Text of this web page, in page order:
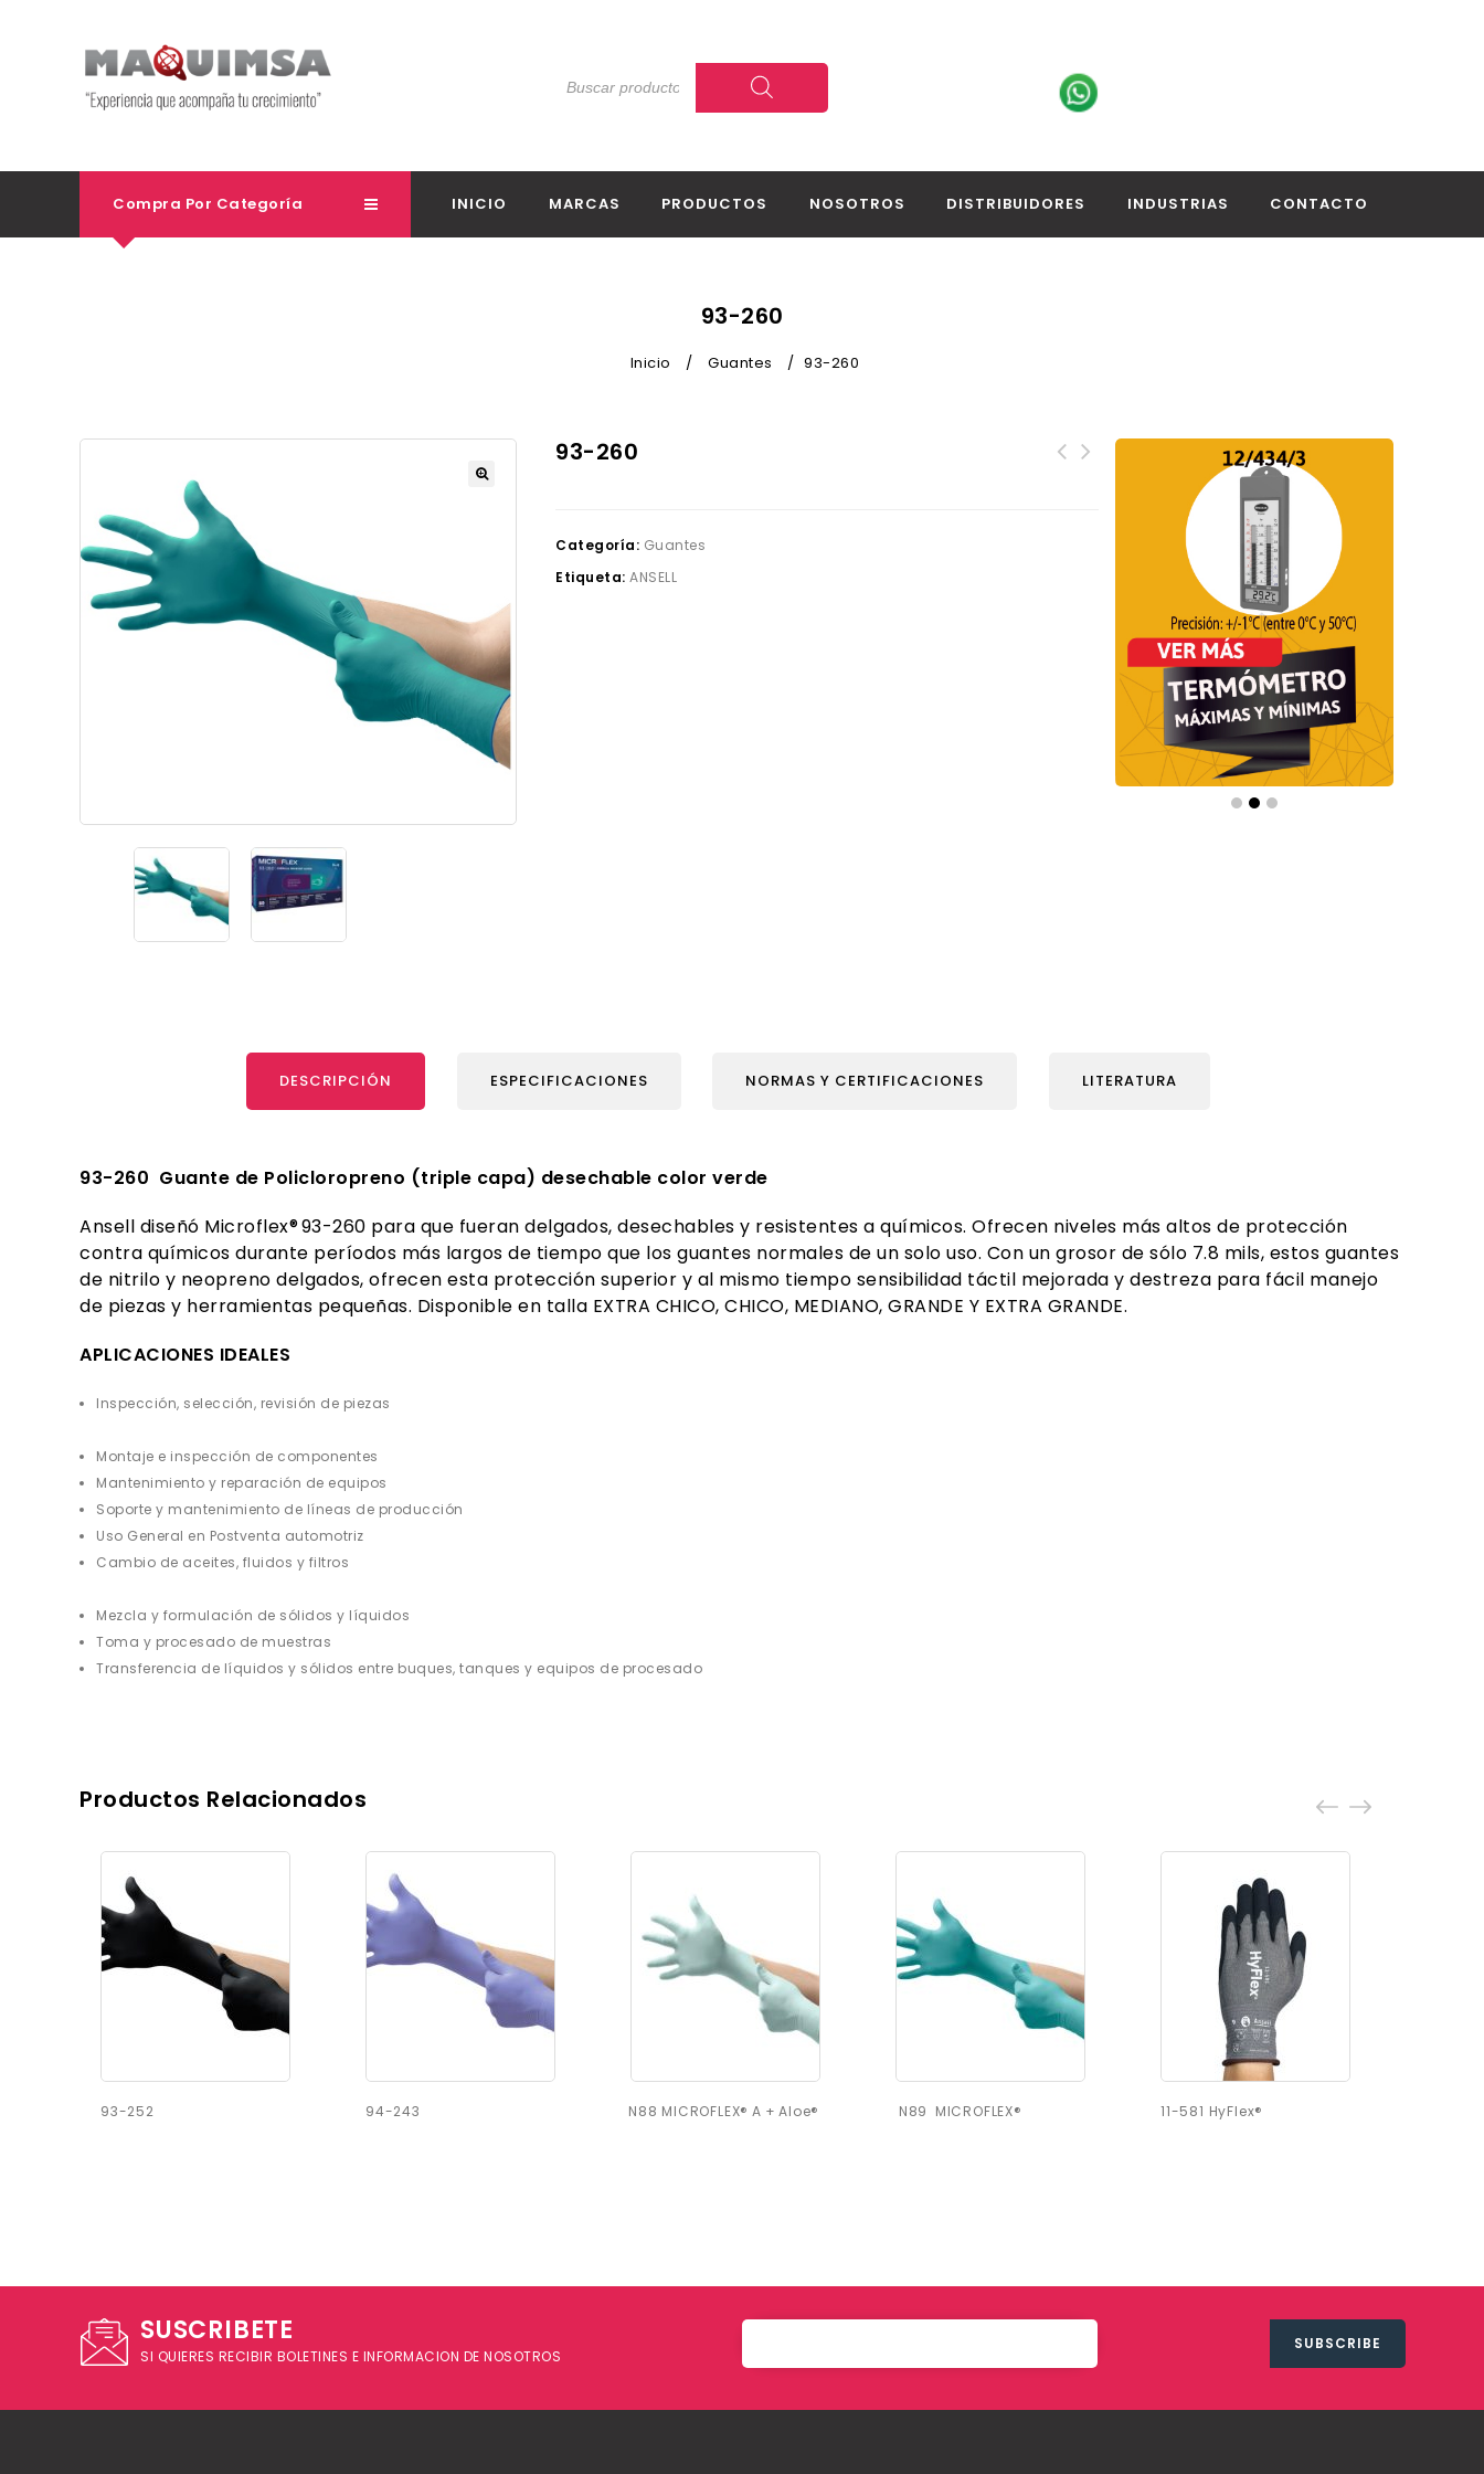
Compra Por Categoría INICIO MARCAS PRODUCTOS NOSOTROS DISTRIBUIDORES INDUSTRIAS CONTACTO
93-260
Inicio / Guantes / 93-260
93-260
Categoría: Guantes
Etiqueta: ANSELL
DESCRIPCIÓN ESPECIFICACIONES NORMAS Y CERTIFICACIONES LITERATURA
93-260 Guante de Policloropreno (triple capa) desechable color verde
Ansell diseñó Microflex®93-260 para que fueran delgados, desechables y resistentes a químicos. Ofrecen niveles más altos de protección
contra químicos durante períodos más largos de tiempo que los guantes normales de un solo uso. Con un grosor de sólo 7.8 mils, estos guantes
de nitrilo y neopreno delgados, ofrecen esta protección superior y al mismo tiempo sensibilidad táctil mejorada y destreza para fácil manejo
de piezas y herramientas pequeñas. Disponible en talla EXTRA CHICO, CHICO, MEDIANO, GRANDE Y EXTRA GRANDE.
APLICACIONES IDEALES
Inspección, selección, revisión de piezas
Montaje e inspección de componentes
Mantenimiento y reparación de equipos
Soporte y mantenimiento de líneas de producción
Uso General en Postventa automotriz
Cambio de aceites, fluidos y filtros
Mezcla y formulación de sólidos y líquidos
Toma y procesado de muestras
Transferencia de líquidos y sólidos entre buques, tanques y equipos de procesado
Productos Relacionados
93-252 94-243 N88 MICROFLEX® A + Aloe® N89 MICROFLEX® 11-581 HyFlex®
SUSCRIBETE
SI QUIERES RECIBIR BOLETINES E INFORMACION DE NOSOTROS